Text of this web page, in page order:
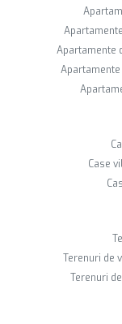
Apartamente
Case
Terenuri de
Terenuri